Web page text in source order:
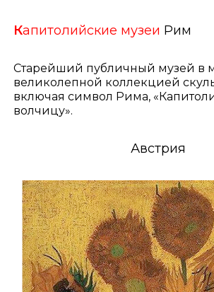
Капитолийские музеи Рим
Старейший публичный музей в
великолепной коллекцией
включая символ Рима,
волчицу».
Австрия